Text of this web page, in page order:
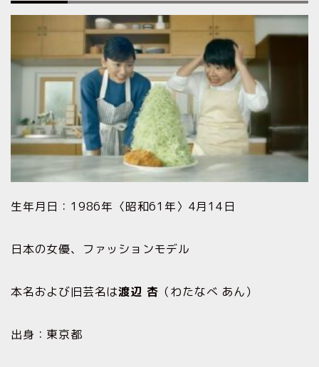
生年月日：1986年〈昭和61年〉4月14日
日本の女優、ファッションモデル
本名および旧芸名は渡辺 杏 （わたなべ あん）
出身：東京都